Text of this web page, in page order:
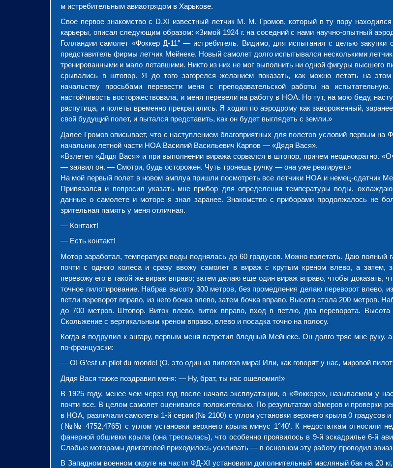
м истребительным авиаотрядом в Харькове.
Свое первое знакомство с D.XI известный летчик М. М. Громов, который в ту пору
карьеры, описал следующим образом: «Зимой 1924 г. на соседний с нами научно-опытный
Голландии самолет «Фоккер Д-11″ — истребитель. Видимо, для испытания с целью закупки
представитель фирмы летчик Мейнеке. Новый самолет долго испытывался несколькими
тренированными и мало летавшими. Никто из них не мог выполнить ни одной фигуры высшего
срывались в штопор. Я до того загорелся желанием показать, как можно летать на
начальству просьбами перевести меня с преподавательской работы на
настойчивость восторжествовала, и меня перевели на работу в НОА. Но тут, на мою беду,
распутица, и полеты временно прекратились. Я ходил по аэродрому как завороженный,
свой будущий полет, и пытался представить, как он будет выглядеть с земли.»
Далее Громов описывает, что с наступлением благоприятных для полетов условий первым на
начальник летной части НОА Василий Васильевич Карпов — «Дядя Вася».
«Взлетел «Дядя Вася» и при выполнении виража сорвался в штопор, причем неоднократно.
— заявил он. — Смотри, будь осторожен. Чуть тронешь ручку — она уже реагирует.»
На мой первый полет в новом амплуа пришли посмотреть все летчики НОА и немец-сдатчик
Привязался и попросил указать мне прибор для определения температуры воды,
данные о самолете и моторе я знал заранее. Знакомство с приборами продолжалось не
зрительная память у меня отличная.
— Контакт!
— Есть контакт!
Мотор заработал, температура воды поднялась до 60 градусов. Можно взлетать. Даю полный
почти с одного колеса и сразу ввожу самолет в вираж с крутым креном влево, а затем,
перевожу его в такой же вираж вправо; затем делаю еще один вираж вправо, чтобы доказать,
точное пилотирование. Набрав высоту 300 метров, без промедления делаю переворот влево,
петли переворот вправо, из него бочка влево, затем бочка вправо. Высота стала 200 метров.
до 700 метров. Штопор. Виток влево, виток вправо, вход в петлю, два переворота.
Скольжение с вертикальным креном вправо, влево и посадка точно на полосу.
Когда я подрулил к ангару, первым меня встретил бледный Мейнеке. Он долго тряс мне руку,
по-французски:
— О! G’est un pilot du monde! (О, это один из пилотов мира! Или, как говорят у нас, мировой
Дядя Вася также поздравил меня: — Ну, брат, ты нас ошеломил!»
В 1925 году, менее чем через год после начала эксплуатации, о «Фоккере», называемом у
почти все. В целом самолет оценивался положительно. По результатам обмеров и проверки
в НОА, различали самолеты 1-й серии (№ 2100) с углом установки верхнего крыла 0 градусов
(№№ 4752,4765) с углом установки верхнего крыла минус 1°40′. К недостаткам относили
фанерной обшивки крыла (она трескалась), что особенно проявилось в 9-й эскадрилье 6-й
Слабые моторамы двигателей приходилось усиливать — в основном эту работу проводил
В Западном военном округе на части ФД-XI установили дополнительный масляный бак на 20